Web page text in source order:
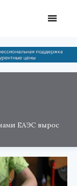
ЕАЭС вырос